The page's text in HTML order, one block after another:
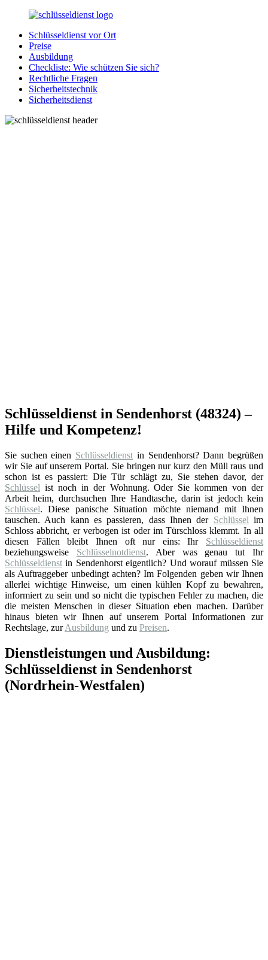
Zurück
Inhalt
SchluesseldienstDirekt.de
Ihre
Notlage
wird
gelöst!
Schlüsseldienst vor Ort
Preise
Ausbildung
Checkliste: Wie schützen Sie sich?
Rechtliche Fragen
Sicherheitstechnik
Sicherheitsdienst
Schlüsseldienst in Sendenhorst (48324) –
Hilfe und Kompetenz!
Sie suchen einen Schlüsseldienst in Sendenhorst? Dann begrüßen
wir Sie auf unserem Portal. Sie bringen nur kurz den Müll raus und
schon ist es passiert: Die Tür schlägt zu, Sie stehen davor, der
Schlüssel ist noch in der Wohnung. Oder Sie kommen von der
Arbeit heim, durchsuchen Ihre Handtasche, darin ist jedoch kein
Schlüssel. Diese panische Situation möchte niemand mit Ihnen
tauschen. Auch kann es passieren, dass Ihnen der Schlüssel im
Schloss abbricht, er verbogen ist oder im Türschloss klemmt. In all
diesen Fällen bleibt Ihnen oft nur eins: Ihr Schlüsseldienst
beziehungsweise Schlüsselnotdienst. Aber was genau tut Ihr
Schlüsseldienst in Sendenhorst eigentlich? Und worauf müssen Sie
als Auftraggeber unbedingt achten? Im Folgenden geben wir Ihnen
allerlei wichtige Hinweise, um einen kühlen Kopf zu bewahren,
informiert zu sein und so nicht die typischen Fehler zu machen, die
die meisten Menschen in dieser Situation eben machen. Darüber
hinaus bieten wir Ihnen auf unserem Portal Informationen zur
Rechtslage, zurAusbildung und zu Preisen.
Dienstleistungen und Ausbildung:
Schlüsseldienst in Sendenhorst
(Nordrhein-Westfalen)